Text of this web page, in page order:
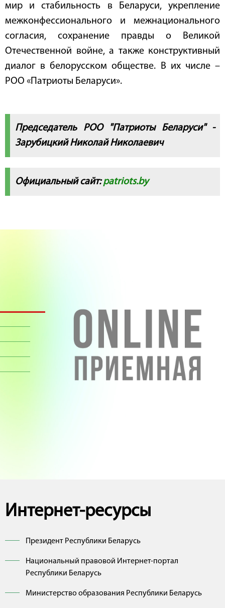
мир и стабильность в Беларуси, укрепление
межконфессионального и межнационального
согласия, сохранение правды о Великой
Отечественной войне, а также конструктивный
диалог в белорусском обществе. В их числе –
РОО «Патриоты Беларуси».
Председатель РОО "Патриоты Беларуси" -
Зарубицкий Николай Николаевич
Официальный сайт:patriots.by
Интернет-ресурсы
Президент Республики Беларусь
Национальный правовой Интернет-портал
Республики Беларусь
Министерство образования Республики Беларусь